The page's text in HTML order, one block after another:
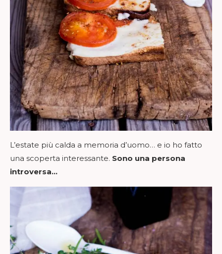
L’estate più calda a memoria d’uomo… e io ho fatto
una scoperta interessante. Sono una persona
introversa…